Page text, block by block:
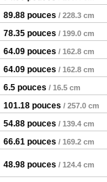
89.88 pouces / 228.3 cm
78.35 pouces / 199.0 cm
64.09 pouces / 162.8 cm
64.09 pouces / 162.8 cm
6.5 pouces / 16.5 cm
101.18 pouces / 257.0 cm
54.88 pouces / 139.4 cm
66.61 pouces / 169.2 cm
48.98 pouces / 124.4 cm